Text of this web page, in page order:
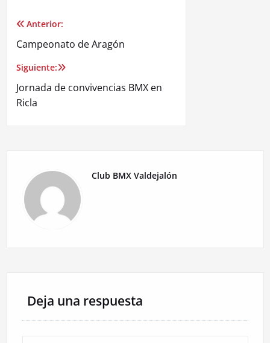
Navegación
de
entradas
Anterior:
Campeonato de Aragón
Siguiente:
Jornada de convivencias BMX en
Ricla
Club BMX Valdejalón
Deja una respuesta